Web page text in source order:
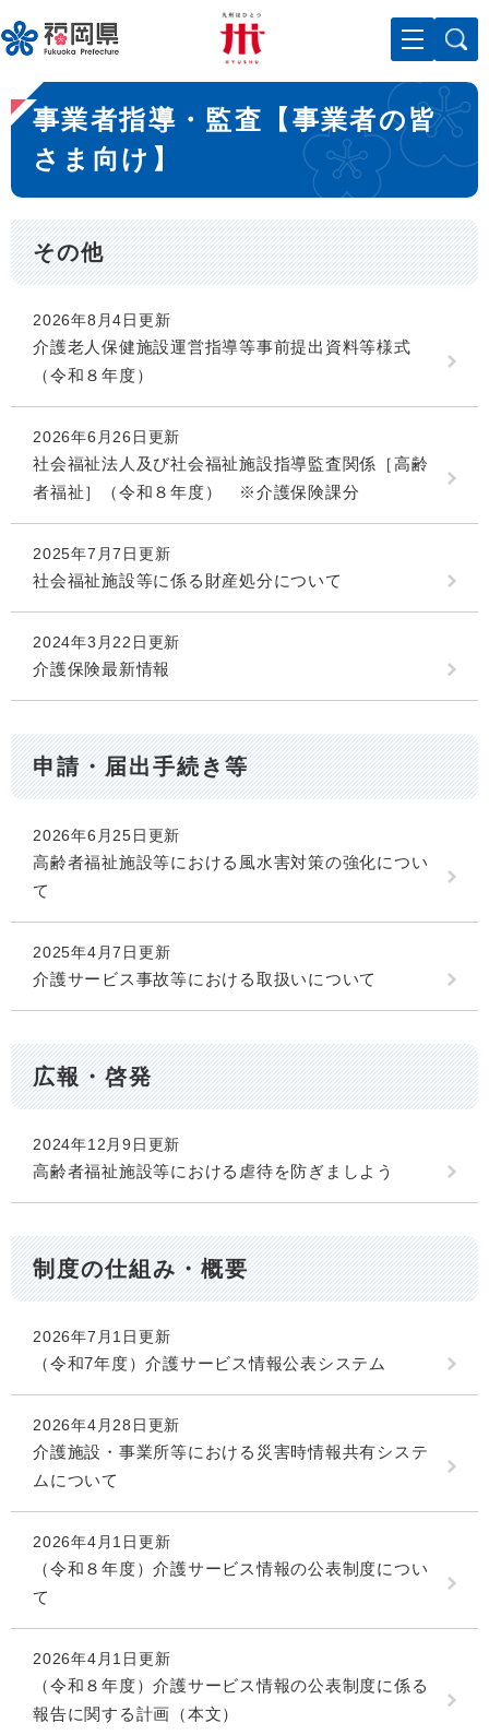
ー
ジ
先
頭
。
メニューを飛ばして本文へ
本
文
事業者指導・監査【事業者の皆
さま向け】
その他
2026年8月4日更新
介護老人保健施設運営指導等事前提出資料等様式
（令和８年度）
2026年6月26日更新
社会福祉法人及び社会福祉施設指導監査関係［高齢
者福祉］（令和８年度） ※介護保険課分
2025年7月7日更新
社会福祉施設等に係る財産処分について
2024年3月22日更新
介護保険最新情報
申請・届出手続き等
2026年6月25日更新
高齢者福祉施設等における風水害対策の強化につい
て
2025年4月7日更新
介護サービス事故等における取扱いについて
広報・啓発
2024年12月9日更新
高齢者福祉施設等における虐待を防ぎましよう
制度の仕組み・概要
2026年7月1日更新
（令和7年度）介護サービス情報公表システム
2026年4月28日更新
介護施設・事業所等における災害時情報共有システ
ムについて
2026年4月1日更新
（令和８年度）介護サービス情報の公表制度につい
て
2026年4月1日更新
（令和８年度）介護サービス情報の公表制度に係る
報告に関する計画（本文）